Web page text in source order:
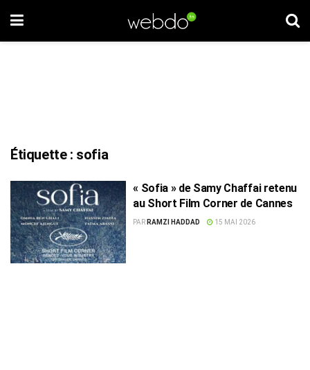
Étiquette : sofia
« Sofia » de Samy Chaffai retenu
au Short Film Corner de Cannes
PAR RAMZI HADDAD 15 MAI 2026